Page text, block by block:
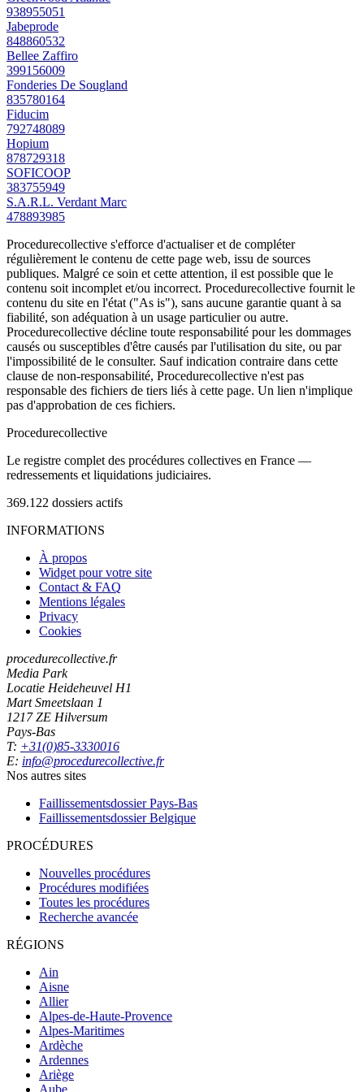
938955051
Jabeprode
848860532
Bellee Zaffiro
399156009
Fonderies De Sougland
835780164
Fiducim
792748089
Hopium
878729318
SOFICOOP
383755949
S.A.R.L. Verdant Marc
478893985
Procedurecollective s'efforce d'actualiser et de compléter
régulièrement le contenu de cette page web, issu de sources
publiques. Malgré ce soin et cette attention, il est possible que le
contenu soit incomplet et/ou incorrect. Procedurecollective fournit le
contenu du site en l'état ("As is"), sans aucune garantie quant à sa
fiabilité, son adéquation à un usage particulier ou autre.
Procedurecollective décline toute responsabilité pour les dommages
causés ou susceptibles d'être causés par l'utilisation du site, ou par
l'impossibilité de le consulter. Sauf indication contraire dans cette
clause de non-responsabilité, Procedurecollective n'est pas
responsable des fichiers de tiers liés à cette page. Un lien n'implique
pas d'approbation de ces fichiers.
Procedurecollective
Le registre complet des procédures collectives en France —
redressements et liquidations judiciaires.
369.122 dossiers actifs
INFORMATIONS
À propos
Widget pour votre site
Contact & FAQ
Mentions légales
Privacy
Cookies
procedurecollective.fr
Media Park
Locatie Heideheuvel H1
Mart Smeetslaan 1
1217 ZE Hilversum
Pays-Bas
T: +31(0)85-3330016
E: info@procedurecollective.fr
Nos autres sites
Faillissementsdossier Pays-Bas
Faillissementsdossier Belgique
PROCÉDURES
Nouvelles procédures
Procédures modifiées
Toutes les procédures
Recherche avancée
RÉGIONS
Ain
Aisne
Allier
Alpes-de-Haute-Provence
Alpes-Maritimes
Ardèche
Ardennes
Ariège
Aube